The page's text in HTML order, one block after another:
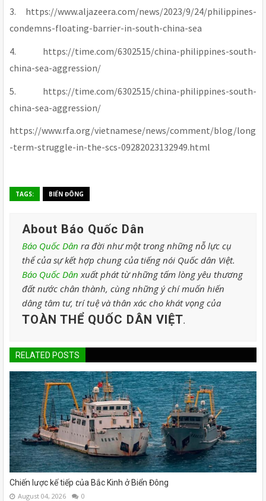
3. https://www.aljazeera.com/news/2023/9/24/philippines-
condemns-floating-barrier-in-south-china-sea
4. https://time.com/6302515/china-philippines-south-
china-sea-aggression/
5. https://time.com/6302515/china-philippines-south-
china-sea-aggression/
https://www.rfa.org/vietnamese/news/comment/blog/long
-term-struggle-in-the-scs-09282023132949.html
TAGS: BIỂN ĐÔNG
About Báo Quốc Dân
Báo Quốc Dân ra đời như một trong những nỗ lực cụ
thể của sự kết hợp chung của tiếng nói Quốc dân Việt.
Báo Quốc Dân xuất phát từ những tấm lòng yêu thương
đất nước chân thành, cùng những ý chí muốn hiến
dâng tâm tư, trí tuệ và thân xác cho khát vọng của
TOÀN THỂ QUỐC DÂN VIỆT.
RELATED POSTS
Chiến lược kế tiếp của Bắc Kinh ở Biển Đông
August 04, 2026 0